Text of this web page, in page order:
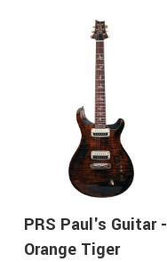
PRS Paul's Guitar -
Orange Tiger